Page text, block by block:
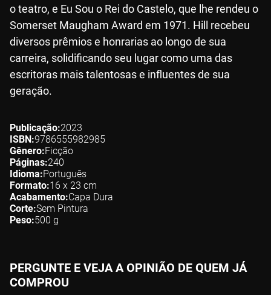
o teatro, e Eu Sou o Rei do Castelo, que lhe rendeu o
Somerset Maugham Award em 1971. Hill recebeu
diversos prêmios e honrarias ao longo de sua
carreira, solidificando seu lugar como uma das
escritoras mais talentosas e influentes de sua
geração.
Publicação 2023
ISBN 9786555982985
Gênero Ficção
Páginas 240
Idioma Português
Formato 16 x 23 cm
Acabamento Capa Dura
Corte Sem Pintura
Peso 500 g
PERGUNTE E VEJA A OPINIÃO DE QUEM JÁ
COMPROU